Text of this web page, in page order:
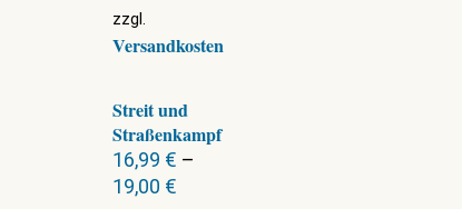
zzgl.
Versandkosten
Streit und
Straßenkampf
16,99 € –
19,00 €